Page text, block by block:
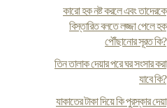
কারো হক নষ্ট করলে এবং তাদেরকে
বিস্তারিত বলতে লজ্জা পেলে হক
পৌঁছানোর সূরত কি?
তিন তালাক দেয়ার পরে ঘর সংসার করা
যাবে কি?
যাকাতের টাকা দিয়ে কি পুরস্কার দেয়া